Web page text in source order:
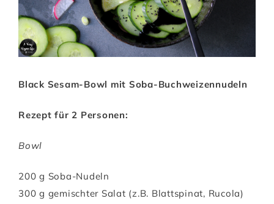
Black Sesam-Bowl mit Soba-Buchweizennudeln
Rezept für 2 Personen:
Bowl
200 g Soba-Nudeln
300 g gemischter Salat (z.B. Blattspinat, Rucola)